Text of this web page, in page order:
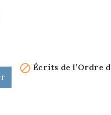
 Écrits de l’Ordre